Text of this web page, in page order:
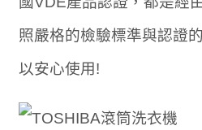
照嚴格的檢驗標準與認證
以安心使用!